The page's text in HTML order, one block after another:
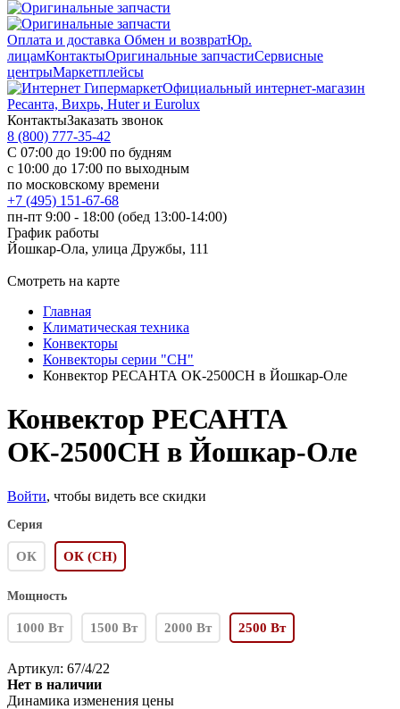
Оплата и доставка Обмен и возвратЮр.
лицамКонтактыОригинальные запчастиСервисные
центрыМаркетплейсы
Официальный интернет-магазин
Ресанта, Вихрь, Huter и Eurolux
КонтактыЗаказать звонок
8 (800) 777-35-42
С 07:00 до 19:00 по будням
с 10:00 до 17:00 по выходным
по московскому времени
+7 (495) 151-67-68
пн-пт 9:00 - 18:00 (обед 13:00-14:00)
График работы
Йошкар-Ола, улица Дружбы, 111
Смотреть на карте
Главная
Климатическая техника
Конвекторы
Конвекторы серии "СН"
Конвектор РЕСАНТА ОК-2500СН в Йошкар-Оле
Конвектор РЕСАНТА
ОК-2500СН в Йошкар-Оле
Войти, чтобы видеть все скидки
Серия
ОК ОК (СН)
Мощность
1000 Вт 1500 Вт 2000 Вт 2500 Вт
Артикул: 67/4/22
Нет в наличии
Динамика изменения цены